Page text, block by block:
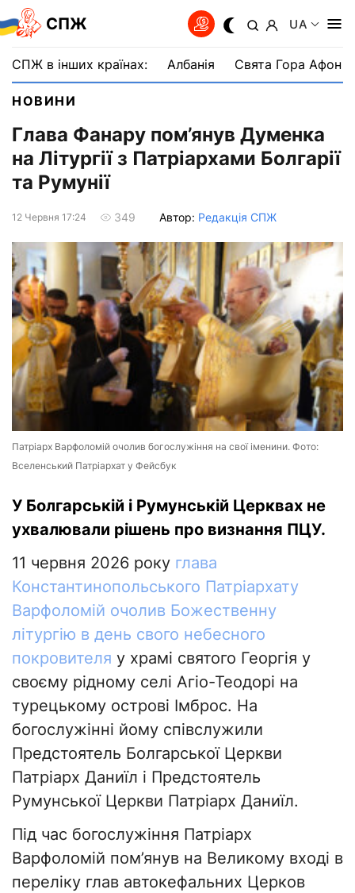
СПЖ UA
СПЖ в інших країнах: Албанія Свята Гора Афон
НОВИНИ
Глава Фанару пом’янув Думенка
на Літургії з Патріархами Болгарії
та Румунії
12 Червня 17:24 349 Автор: Редакція СПЖ
Патріарх Варфоломій очолив богослужіння на свої іменини. Фото:
Вселенський Патріархат у Фейсбук
У Болгарській і Румунській Церквах не
ухвалювали рішень про визнання ПЦУ.
11 червня 2026 року глава
Константинопольського Патріархату
Варфоломій очолив Божественну
літургію в день свого небесного
покровителя у храмі святого Георгія у
своєму рідному селі Агіо-Теодорі на
турецькому острові Імброс. На
богослужінні йому співслужили
Предстоятель Болгарської Церкви
Патріарх Даниїл і Предстоятель
Румунської Церкви Патріарх Даниїл.
Під час богослужіння Патріарх
Варфоломій пом’янув на Великому вході в
переліку глав автокефальних Церков